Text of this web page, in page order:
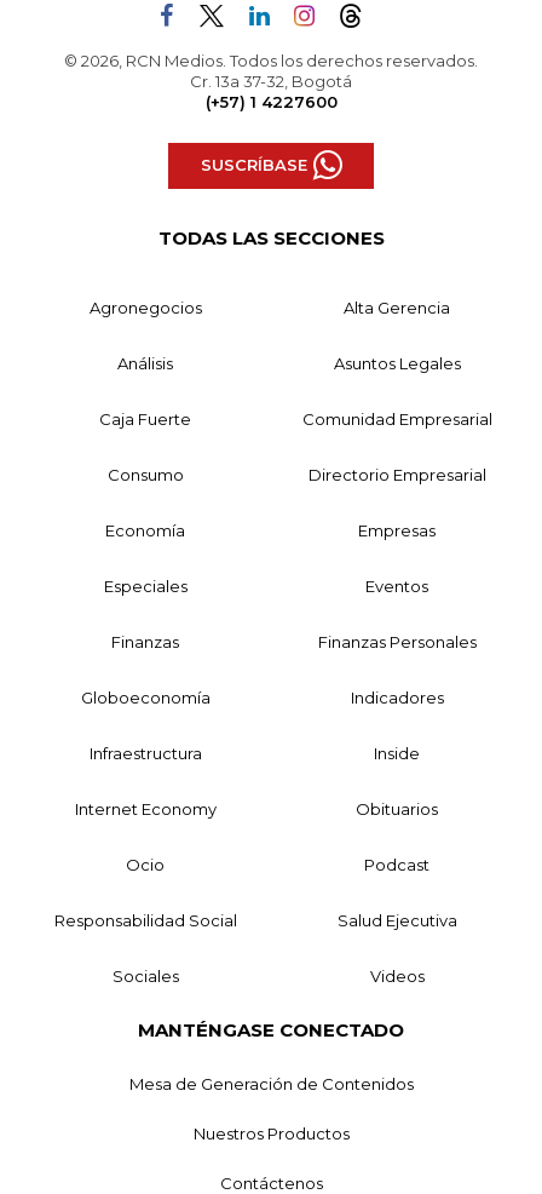
© 2026, RCN Medios. Todos los derechos reservados.
Cr. 13a 37-32, Bogotá
(+57) 1 4227600
SUSCRÍBASE
TODAS LAS SECCIONES
Agronegocios Alta Gerencia
Análisis Asuntos Legales
Caja Fuerte Comunidad Empresarial
Consumo Directorio Empresarial
Economía Empresas
Especiales Eventos
Finanzas Finanzas Personales
Globoeconomía Indicadores
Infraestructura Inside
Internet Economy Obituarios
Ocio Podcast
Responsabilidad Social Salud Ejecutiva
Sociales Videos
MANTÉNGASE CONECTADO
Mesa de Generación de Contenidos
Nuestros Productos
Contáctenos